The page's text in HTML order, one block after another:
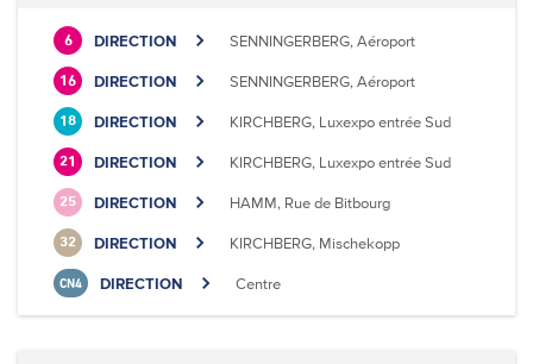
6 DIRECTION SENNINGERBERG, Aéroport
16 DIRECTION SENNINGERBERG, Aéroport
18 DIRECTION KIRCHBERG, Luxexpo entrée Sud
21 DIRECTION KIRCHBERG, Luxexpo entrée Sud
25 DIRECTION HAMM, Rue de Bitbourg
32 DIRECTION KIRCHBERG, Mischekopp
CN4 DIRECTION Centre